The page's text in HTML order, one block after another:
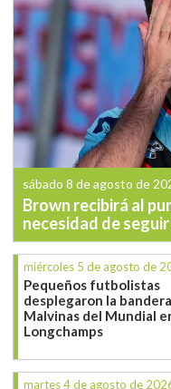
sábado 8 de agosto de
Brown recibirá al
necesidad de
miércoles 5 de agosto de
Pequeños futbolistas
desplegaron la
Malvinas del Mundial
Longchamps
martes 4 de agosto de